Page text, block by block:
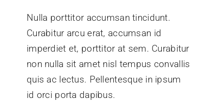
Nulla porttitor accumsan tincidunt.
Curabitur arcu erat, accumsan id
imperdiet et, porttitor at sem. Curabitur
non nulla sit amet nisl tempus convallis
quis ac lectus. Pellentesque in ipsum
id orci porta dapibus.